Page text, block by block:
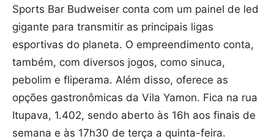
Sports Bar Budweiser conta com um painel de led
gigante para transmitir as principais ligas
esportivas do planeta. O empreendimento conta,
também, com diversos jogos, como sinuca,
pebolim e fliperama. Além disso, oferece as
opções gastronômicas da Vila Yamon. Fica na rua
Itupava, 1.402, sendo aberto às 16h aos finais de
semana e às 17h30 de terça a quinta-feira.